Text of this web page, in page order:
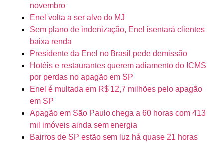
novembro
Enel volta a ser alvo do MJ
Sem plano de indenização, Enel isentará clientes
baixa renda
Presidente da Enel no Brasil pede demissão
Hotéis e restaurantes querem adiamento do ICMS
por perdas no apagão em SP
Enel é multada em R$ 12,7 milhões pelo apagão
em SP
Apagão em São Paulo chega a 60 horas com 413
mil imóveis ainda sem energia
Bairros de SP estão sem luz há quase 21 horas